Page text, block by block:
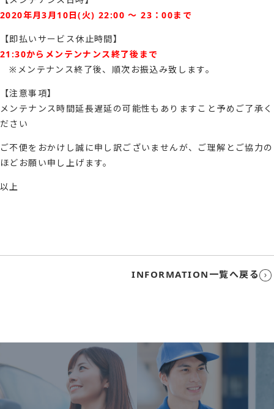
2020年月3月10日(火) 22:00 ～ 23：00まで
【即払いサービス休止時間】
21:30からメンテンナンス終了後まで
※メンテナンス終了後、順次お振込み致します。
【注意事項】
メンテナンス時間延長遅延の可能性もありますこと予めご了承く
ださい
ご不便をおかけし誠に申し訳ございませんが、ご理解とご協力の
ほどお願い申し上げます。
以上
INFORMATION一覧へ戻る